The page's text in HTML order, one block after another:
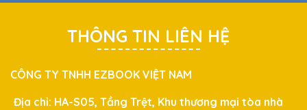
THÔNG TIN LIÊN HỆ
CÔNG TY TNHH EZBOOK VIỆT NAM
Địa chỉ: HA-S05, Tầng Trệt, Khu thương mại tòa nhà